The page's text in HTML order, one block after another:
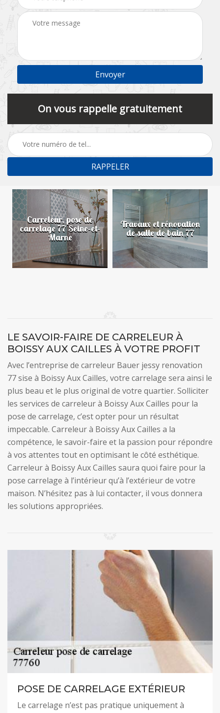
On vous rappelle gratuitement
Carreleur, pose de
carrelage 77 Seine-et-
Marne
Travaux et rénovation
de salle de bain 77
LE SAVOIR-FAIRE DE CARRELEUR À
BOISSY AUX CAILLES À VOTRE PROFIT
Avec l’entreprise de carreleur Bauer jessy renovation
77 sise à Boissy Aux Cailles, votre carrelage sera ainsi le
plus beau et le plus original de votre quartier. Solliciter
les services de carreleur à Boissy Aux Cailles pour la
pose de carrelage, c’est opter pour un résultat
impeccable. Carreleur à Boissy Aux Cailles a la
compétence, le savoir-faire et la passion pour répondre
à vos attentes tout en optimisant le côté esthétique.
Carreleur à Boissy Aux Cailles saura quoi faire pour la
pose carrelage à l’intérieur qu’à l’extérieur de votre
maison. N’hésitez pas à lui contacter, il vous donnera
les solutions appropriées.
POSE DE CARRELAGE EXTÉRIEUR
Le carrelage n’est pas pratique uniquement à